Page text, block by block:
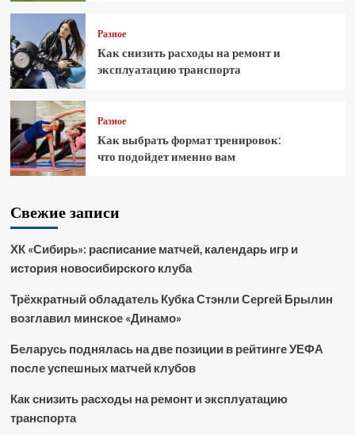
Разное
Как снизить расходы на ремонт и
эксплуатацию транспорта
Разное
Как выбрать формат тренировок:
что подойдет именно вам
Свежие записи
ХК «Сибирь»: расписание матчей, календарь игр и
история новосибирского клуба
Трёхкратный обладатель Кубка Стэнли Сергей Брылин
возглавил минское «Динамо»
Беларусь поднялась на две позиции в рейтинге УЕФА
после успешных матчей клубов
Как снизить расходы на ремонт и эксплуатацию
транспорта